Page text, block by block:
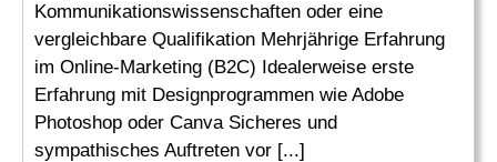
Kommunikationswissenschaften oder eine
vergleichbare Qualifikation Mehrjährige Erfahrung
im Online-Marketing (B2C) Idealerweise erste
Erfahrung mit Designprogrammen wie Adobe
Photoshop oder Canva Sicheres und
sympathisches Auftreten vor [...]